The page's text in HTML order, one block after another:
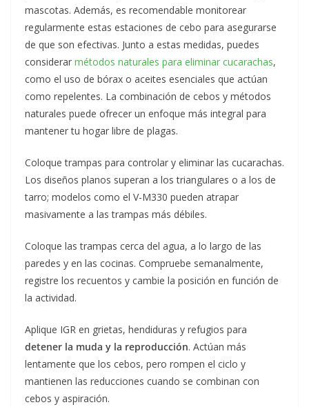
mascotas. Además, es recomendable monitorear
regularmente estas estaciones de cebo para asegurarse
de que son efectivas. Junto a estas medidas, puedes
considerar métodos naturales para eliminar cucarachas,
como el uso de bórax o aceites esenciales que actúan
como repelentes. La combinación de cebos y métodos
naturales puede ofrecer un enfoque más integral para
mantener tu hogar libre de plagas.
Coloque trampas para controlar y eliminar las cucarachas.
Los diseños planos superan a los triangulares o a los de
tarro; modelos como el V-M330 pueden atrapar
masivamente a las trampas más débiles.
Coloque las trampas cerca del agua, a lo largo de las
paredes y en las cocinas. Compruebe semanalmente,
registre los recuentos y cambie la posición en función de
la actividad.
Aplique IGR en grietas, hendiduras y refugios para
detener la muda y la reproducción. Actúan más
lentamente que los cebos, pero rompen el ciclo y
mantienen las reducciones cuando se combinan con
cebos y aspiración.